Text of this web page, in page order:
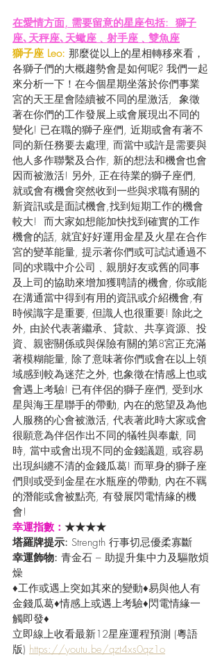
在愛情方面, 需要留意的星座包括:  獅子
座､天秤座､天蠍座﹑射手座﹑雙魚座
獅子座 Leo: 那麼從以上的星相轉移來看，
各獅子們的大概趨勢會是如何呢? 我們一起
來分析一下！在今個星期坐落於你們事業
宮的天王星會陸續被不同的星激活,  象徵
著在你們的工作發展上或會展現出不同的
變化! 已在職的獅子座們, 近期或會有著不
同的新任務要去處理, 而當中或許是需要與
他人多作聯繫及合作, 新的想法和機會也會
因而被激活! 另外, 正在待業的獅子座們,
就或會有機會突然收到一些與求職有關的
新資訊或是面試機會,找到短期工作的機會
較大!  而大家如想能加快找到確實的工作
機會的話, 就宜好好運用金星及火星在合作
宮的變革能量, 提示著你們或可試試通過不
同的求職中介公司﹑親朋好友或舊的同事
及上司的協助來增加獲聘請的機會, 你或能
在溝通當中得到有用的資訊或介紹機會,有
時候識字是重要, 但識人也很重要! 除此之
外, 由於代表著繼承、貸款、共享資源、投
資、親密關係或與保險有關的第8宮正充滿
著模糊能量, 除了意味著你們或會在以上領
域感到較為迷茫之外, 也象徵在情感上也或
會遇上考驗! 已有伴侶的獅子座們, 受到水
星與海王星聯手的帶動, 內在的慾望及為他
人服務的心會被激活, 代表著此時大家或會
很願意為伴侶作出不同的犠牲與奉獻, 同
時, 當中或會出現不同的金錢議題, 或容易
出現糾纏不清的金錢瓜葛! 而單身的獅子座
們則或受到金星在水瓶座的帶動, 內在不羈
的潛能或會被點亮, 有發展閃電情緣的機
會!
幸運指數： ★★★★
塔羅牌提示: Strength 行事切忌優柔寡斷
幸運飾物: 青金石 – 助提升集中力及驅散煩
燥
♦工作或遇上突如其來的變動♦易與他人有
金錢瓜葛♦情感上或遇上考驗♦閃電情緣一
觸即發♦
立即線上收看最新12星座運程預測 (粵語
版) https://youtu.be/qzt4xs0qz1o